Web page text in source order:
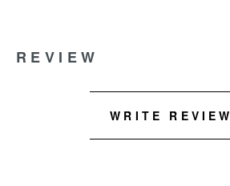
REVIEW
WRITE REVIEW